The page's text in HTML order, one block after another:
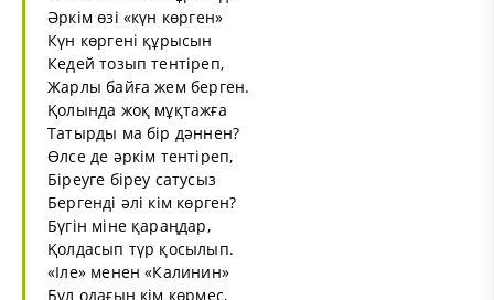
Әркім өзі «күн көрген»
Күн көргені құрысын
Кедей тозып тентіреп,
Жарлы байға жем берген.
Қолында жоқ мұқтажға
Татырды ма бір дәннен?
Өлсе де әркім тентіреп,
Біреуге біреу сатусыз
Бергенді әлі кім көрген?
Бүгін міне қараңдар,
Қолдасып түр қосылып.
«Іле» менен «Калинин»
Бүл одағын кім көрмес,